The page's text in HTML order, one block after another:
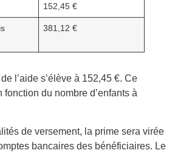
152,45 €
381,12 €
de l’aide s’élève à 152,45 €. Ce
fonction du nombre d’enfants à
de versement, la prime sera virée
bancaires des bénéficiaires. Le